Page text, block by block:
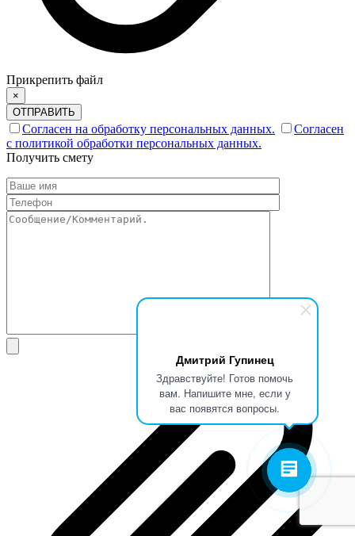
Дмитрий Гупинец
Здравствуйте! Готов помочь
вам. Напишите мне, если у
вас появятся вопросы.
Прикрепить файл
×
ОТПРАВИТЬ
Согласен на обработку персональных данных.
Согласен
с политикой обработки персональных данных.
Получить смету